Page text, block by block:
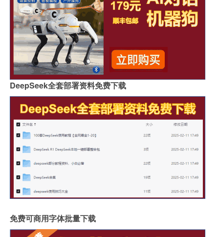
DeepSeek全套部署资料免费下载
免费可商用字体批量下载